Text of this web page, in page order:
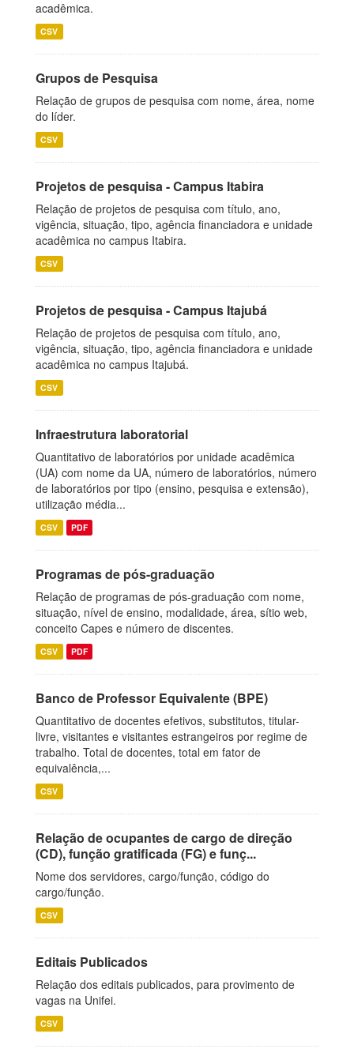
acadêmica.
CSV
Grupos de Pesquisa
Relação de grupos de pesquisa com nome, área, nome
do líder.
CSV
Projetos de pesquisa - Campus Itabira
Relação de projetos de pesquisa com título, ano,
vigência, situação, tipo, agência financiadora e unidade
acadêmica no campus Itabira.
CSV
Projetos de pesquisa - Campus Itajubá
Relação de projetos de pesquisa com título, ano,
vigência, situação, tipo, agência financiadora e unidade
acadêmica no campus Itajubá.
CSV
Infraestrutura laboratorial
Quantitativo de laboratórios por unidade acadêmica
(UA) com nome da UA, número de laboratórios, número
de laboratórios por tipo (ensino, pesquisa e extensão),
utilização média...
CSV PDF
Programas de pós-graduação
Relação de programas de pós-graduação com nome,
situação, nível de ensino, modalidade, área, sítio web,
conceito Capes e número de discentes.
CSV PDF
Banco de Professor Equivalente (BPE)
Quantitativo de docentes efetivos, substitutos, titular-
livre, visitantes e visitantes estrangeiros por regime de
trabalho. Total de docentes, total em fator de
equivalência,...
CSV
Relação de ocupantes de cargo de direção
(CD), função gratificada (FG) e funç...
Nome dos servidores, cargo/função, código do
cargo/função.
CSV
Editais Publicados
Relação dos editais publicados, para provimento de
vagas na Unifei.
CSV